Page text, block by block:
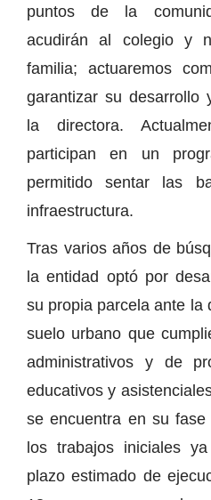
puntos de la
acudirán al colegio y
familia; actuaremos
garantizar su desarrollo
la directora.
participan en un
permitido sentar las
infraestructura.
Tras varios años de
la entidad optó por
su propia parcela ante la
suelo urbano que
administrativos y de
educativos y
se encuentra en su
los trabajos iniciales
plazo estimado de